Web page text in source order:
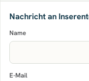
Nachricht an
Name
E-Mail